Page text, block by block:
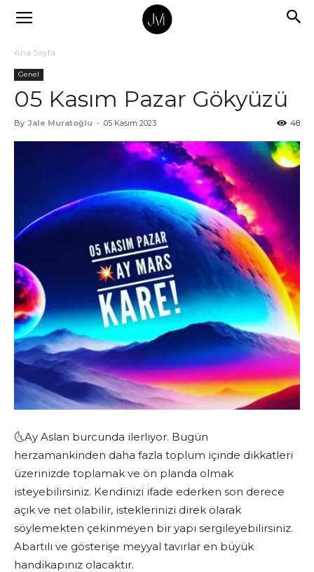
Ana Sayfa
Genel
05 Kasım Pazar Gökyüzü
By Jale Muratoğlu - 05 Kasım 2023 48
🌜Ay Aslan burcunda ilerliyor. Bugün
herzamankinden daha fazla toplum içinde dikkatleri
üzerinizde toplamak ve ön planda olmak
isteyebilirsiniz. Kendinizi ifade ederken son derece
açık ve net olabilir, isteklerinizi direk olarak
söylemekten çekinmeyen bir yapı sergileyebilirsiniz.
Abartılı ve gösterişe meyyal tavırlar en büyük
handikapınız olacaktır.